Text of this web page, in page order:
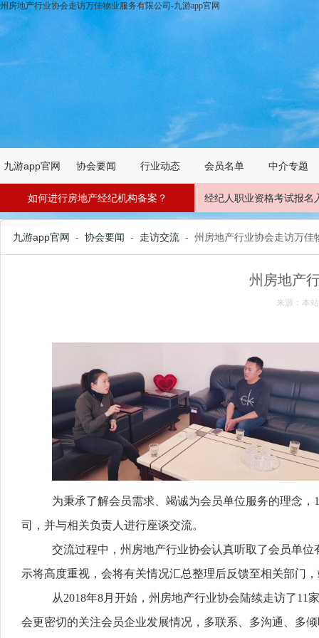
州房地产行业协会走访万佳物业服务有限公司-九游app官网
九游app官网 协会要闻 行业动态 会员名单 中介专题
如何进行房地产经纪机构备案？ 经纪人职业资格考试报名
九游app官网 - 协会要闻 - 走访交流 - 州房地产行业协会走访万佳
州房地产
来源：本
为秉承了解会员需求、竭诚为会员单位服务的理念
司，并与相关负责人进行座谈交流。
交流过程中，州房地产行业协会认真听取了会员单
示将高度重视，会将有关情况汇总整理后反馈至相关部门
从2018年8月开始，州房地产行业协会陆续走访了
会更密切的关注会员企业发展情况，多联系、多沟通、多